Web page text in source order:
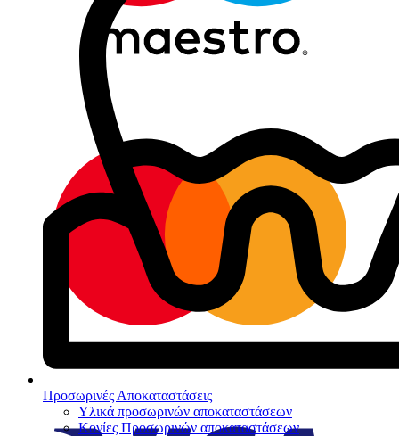
Προσωρινές Αποκαταστάσεις
Υλικά προσωρινών αποκαταστάσεων
Κονίες Προσωρινών αποκαταστάσεων